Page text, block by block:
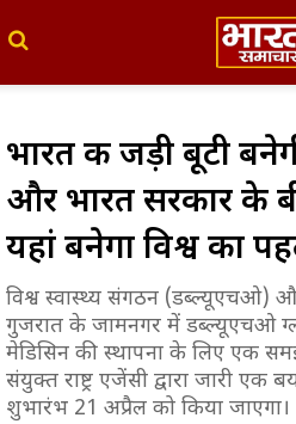
भारत की जड़ी बूटी
और भारत सरकार के
यहां बनेगा विश्व का
विश्व स्वास्थ्य संगठन (डब्ल्यूएचओ)
गुजरात के जामनगर में डब्ल्यूएचओ
मेडिसिन की स्थापना के लिए एक
संयुक्त राष्ट्र एजेंसी द्वारा जारी एक
शुभारंभ 21 अप्रैल को किया जाएगा।